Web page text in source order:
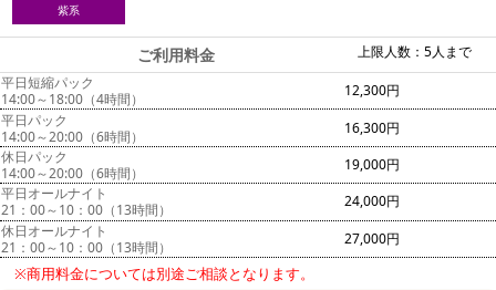
紫系
上限人数：5人まで
ご利用料金
平日短縮パック
14:00～18:00（4時間）
12,300円
平日パック
14:00～20:00（6時間）
16,300円
休日パック
14:00～20:00（6時間）
19,000円
平日オールナイト
21：00～10：00（13時間）
24,000円
休日オールナイト
21：00～10：00（13時間）
27,000円
※商用料金については別途ご相談となります。